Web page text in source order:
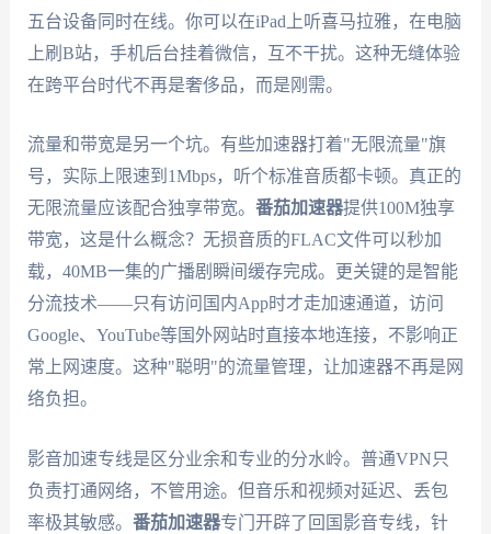
五台设备同时在线。你可以在iPad上听喜马拉雅，在电脑
上刷B站，手机后台挂着微信，互不干扰。这种无缝体验
在跨平台时代不再是奢侈品，而是刚需。
流量和带宽是另一个坑。有些加速器打着"无限流量"旗
号，实际上限速到1Mbps，听个标准音质都卡顿。真正的
无限流量应该配合独享带宽。 番茄加速器提供100M独享
带宽，这是什么概念？无损音质的FLAC文件可以秒加
载，40MB一集的广播剧瞬间缓存完成。更关键的是智能
分流技术——只有访问国内App时才走加速通道，访问
Google、YouTube等国外网站时直接本地连接，不影响正
常上网速度。这种"聪明"的流量管理，让加速器不再是网
络负担。
影音加速专线是区分业余和专业的分水岭。普通VPN只
负责打通网络，不管用途。但音乐和视频对延迟、丢包
率极其敏感。 番茄加速器专门开辟了回国影音专线，针